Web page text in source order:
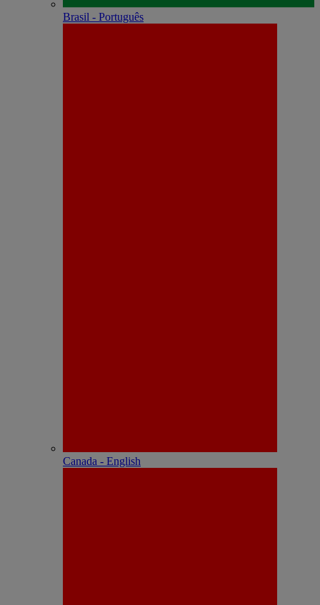
Brasil - Português
Canada - English